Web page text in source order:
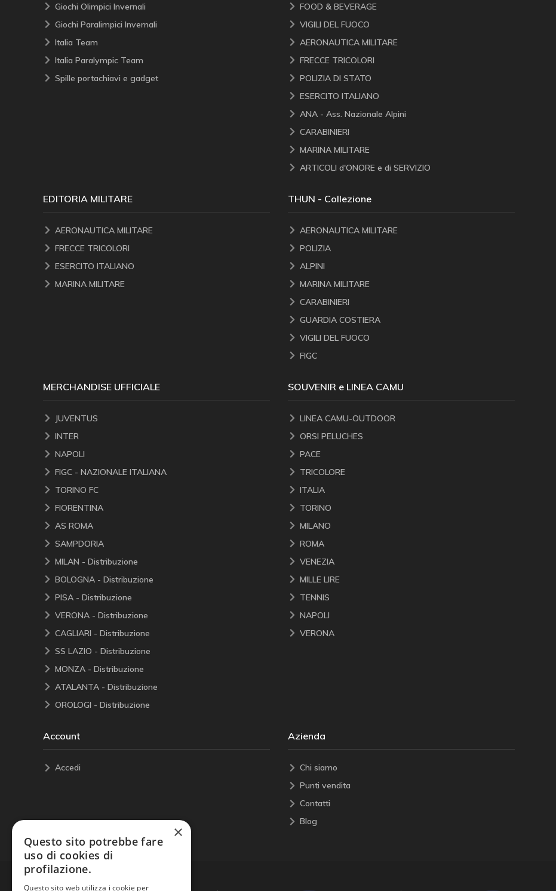
Giochi Olimpici Invernali
Giochi Paralimpici Invernali
Italia Team
Italia Paralympic Team
Spille portachiavi e gadget
FOOD & BEVERAGE
VIGILI DEL FUOCO
AERONAUTICA MILITARE
FRECCE TRICOLORI
POLIZIA DI STATO
ESERCITO ITALIANO
ANA - Ass. Nazionale Alpini
CARABINIERI
MARINA MILITARE
ARTICOLI d'ONORE e di SERVIZIO
EDITORIA MILITARE
AERONAUTICA MILITARE
FRECCE TRICOLORI
ESERCITO ITALIANO
MARINA MILITARE
THUN - Collezione
AERONAUTICA MILITARE
POLIZIA
ALPINI
MARINA MILITARE
CARABINIERI
GUARDIA COSTIERA
VIGILI DEL FUOCO
FIGC
MERCHANDISE UFFICIALE
JUVENTUS
INTER
NAPOLI
FIGC - NAZIONALE ITALIANA
TORINO FC
FIORENTINA
AS ROMA
SAMPDORIA
MILAN - Distribuzione
BOLOGNA - Distribuzione
PISA - Distribuzione
VERONA - Distribuzione
CAGLIARI - Distribuzione
SS LAZIO - Distribuzione
MONZA - Distribuzione
ATALANTA - Distribuzione
OROLOGI - Distribuzione
SOUVENIR e LINEA CAMU
LINEA CAMU-OUTDOOR
ORSI PELUCHES
PACE
TRICOLORE
ITALIA
TORINO
MILANO
ROMA
VENEZIA
MILLE LIRE
TENNIS
NAPOLI
VERONA
Account
Accedi
Azienda
Chi siamo
Punti vendita
Contatti
Blog
×
Questo sito potrebbe fare
uso di cookies di
profilazione.
Questo sito web utilizza i cookie per